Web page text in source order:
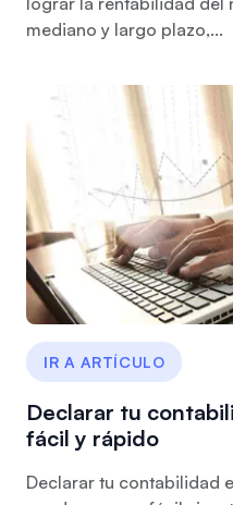
mediano y largo plazo,...
IR A ARTÍCULO
Declarar tu
fácil y rápido
Declarar tu contabilidad